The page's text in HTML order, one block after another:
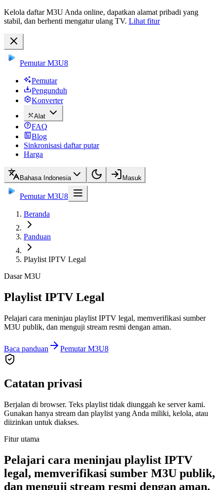
Kelola daftar M3U Anda online, dapatkan alamat pribadi yang
stabil, dan berhenti mengatur ulang TV. Lihat fitur
Pemutar M3U8
Pemutar
Pengunduh
Konverter
Alat
FAQ
Blog
Sinkronisasi daftar putar
Harga
Bahasa Indonesia Masuk
Pemutar M3U8
Beranda
Panduan
Playlist IPTV Legal
Dasar M3U
Playlist IPTV Legal
Pelajari cara meninjau playlist IPTV legal, memverifikasi sumber
M3U publik, dan menguji stream resmi dengan aman.
Baca panduan Pemutar M3U8
Catatan privasi
Berjalan di browser. Teks playlist tidak diunggah ke server kami.
Gunakan hanya stream dan playlist yang Anda miliki, kelola, atau
diizinkan untuk diakses.
Fitur utama
Pelajari cara meninjau playlist IPTV
legal, memverifikasi sumber M3U publik,
dan menguji stream resmi dengan aman.